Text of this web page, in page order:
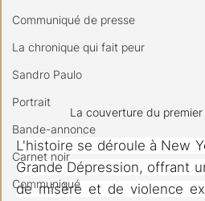
Communiqué de presse
La chronique qui fait peur
Sandro Paulo
Portrait
Bande-annonce
Carnet noir
Communiqué
La couverture du premier
L'histoire se déroule à New
Grande Dépression, offrant
de misère et de violence